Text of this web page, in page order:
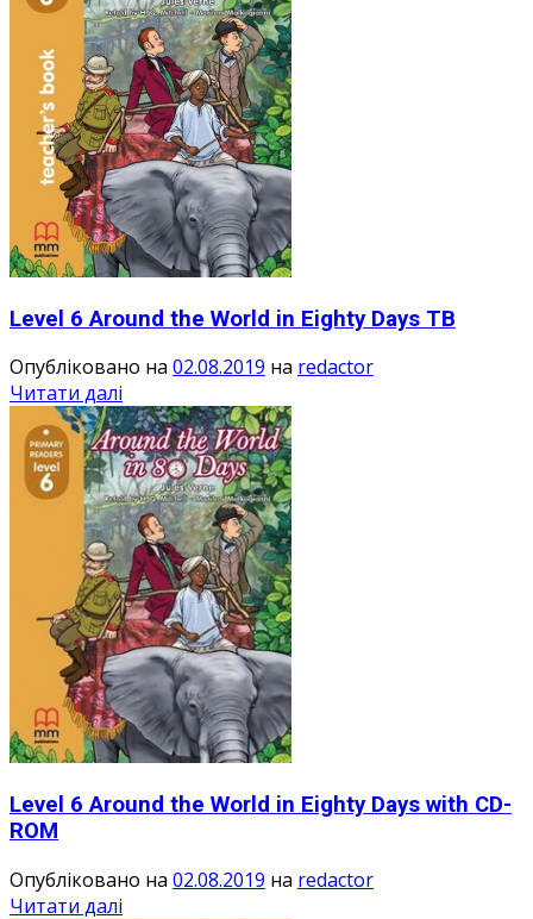
Level 6 Around the World in Eighty Days TB
Опубліковано на 02.08.2019 на redactor
Читати далі
Level 6 Around the World in Eighty Days with CD-
ROM
Опубліковано на 02.08.2019 на redactor
Читати далі